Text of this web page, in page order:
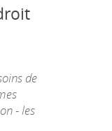
de
- les